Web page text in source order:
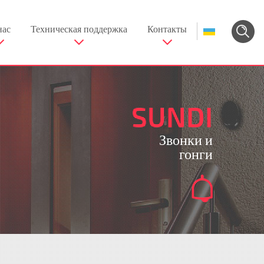
Техническая поддержка Контакты
SUNDI
Звонки и
гонги